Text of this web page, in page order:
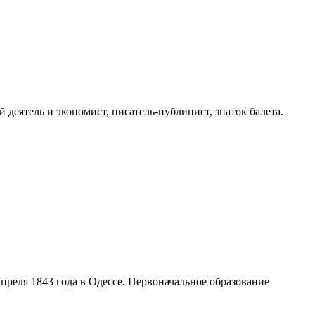
и экономист, писатель-публицист, знаток балета.
1843 года в Одессе. Первоначальное образование